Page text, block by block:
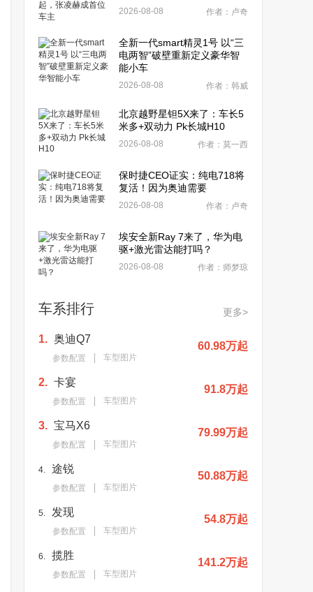
2026-08-08 作者：卢奇
全新一代smart精灵1号 以“三
电两智”破壁重新定义豪华智
能小车
2026-08-08 作者：韩威
北京越野星钽5X来了：车长5
米多+双动力 Pk长城H10
2026-08-08 作者：莫一西
保时捷CEO证实：纯电718将
复活！因为奥迪需要
2026-08-08 作者：卢奇
埃安全新Ray 7来了，华为电
驱+激光雷达能打吗？
2026-08-08 作者：师梦琼
车系排行 更多>
1. 奥迪Q7
参数配置 车型图片
60.98万起
2. 卡宴
参数配置 车型图片
91.8万起
3. 宝马X6
参数配置 车型图片
79.99万起
4. 途锐
参数配置 车型图片
50.88万起
5. 发现
参数配置 车型图片
54.8万起
6. 揽胜
参数配置 车型图片
141.2万起